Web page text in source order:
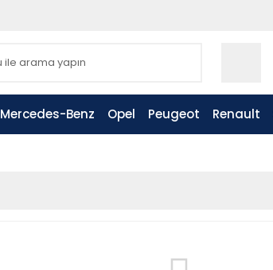
Mercedes-Benz Opel Peugeot Renault